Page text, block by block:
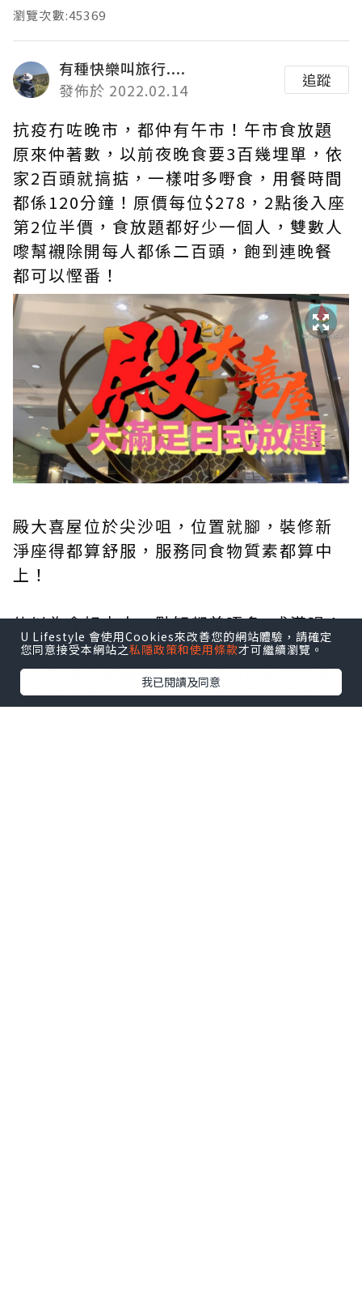
瀏覽次數:45369
有種快樂叫旅行....
發佈於 2022.02.14
追蹤
抗疫冇咗晚市，都仲有午市！午市食放題
原來仲著數，以前夜晚食要3百幾埋單，依
家2百頭就搞掂，一樣咁多嘢食，用餐時間
都係120分鐘！原價每位$278，2點後入座
第2位半價，食放題都好少一個人，雙數人
嚟幫襯除開每人都係二百頭，飽到連晚餐
都可以慳番！
殿大喜屋位於尖沙咀，位置就腳，裝修新
淨座得都算舒服，服務同食物質素都算中
上！
仲以為會好少人，點知都差唔多8成滿喎！
所以食物唔會少咗，仍然供應充足！前
菜、沙律、飲品、甜品、湯以自助方式提
供。鍾意飲酒嘅哩到一定啱晒，唔止有啤
U Lifestyle 會使用Cookies來改善您的網站體驗，請確定
您同意接受本網站之私隱政策和使用條款才可繼續瀏覽。
我已閱讀及同意